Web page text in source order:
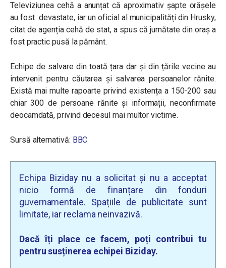
Televiziunea cehă a anunțat că aproximativ șapte orășele
au fost devastate, iar un oficial al municipalități din Hrusky,
citat de agenția cehă de stat, a spus că jumătate din oraș a
fost practic pusă la pământ.
Echipe de salvare din toată țara dar și din țările vecine au
intervenit pentru căutarea și salvarea persoanelor rănite.
Există mai multe rapoarte privind existența a 150-200 sau
chiar 300 de persoane rănite și informații, neconfirmate
deocamdată, privind decesul mai multor victime.
Sursă alternativă: BBC
Echipa Biziday nu a solicitat și nu a acceptat
nicio formă de finanțare din fonduri
guvernamentale. Spațiile de publicitate sunt
limitate, iar reclama neinvazivă.
Dacă îți place ce facem, poți contribui tu
pentru susținerea echipei Biziday.